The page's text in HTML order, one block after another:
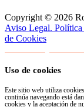
Copyright © 2026
Aviso Legal.
de Cookies
Uso de cookies
Este sitio web utiliza
continúa navegando está
cookies y la aceptación de